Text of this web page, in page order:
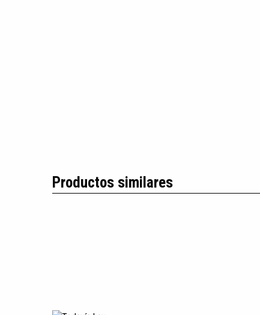
Productos similares